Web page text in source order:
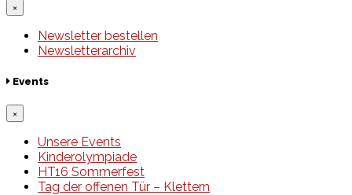
×
Newsletter bestellen
Newsletterarchiv
Events
×
Unsere Events
Kinderolympiade
HT16 Sommerfest
Tag der offenen Tür – Klettern